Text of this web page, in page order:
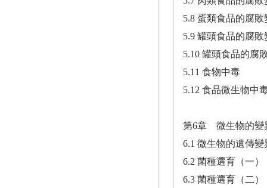
5.8 蛋類食品的腐敗
5.9 罐頭食品的腐
5.10 罐頭食品的腐
5.11 食物中毒
5.12 食品微生物中
第6章 微生物的變
6.1 微生物的遺傳變
6.2 菌種選育（一）
6.3 菌種選育（二）